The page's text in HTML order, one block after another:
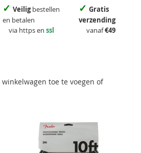
✓ Veiligbestellen
en betalen
via https en ssl
✓ Gratis
verzending
vanaf€49
toe te voegen of